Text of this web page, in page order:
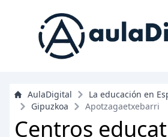
AulaDigital La educación en
Gipuzkoa
Apotzagaetxebarri
Centros